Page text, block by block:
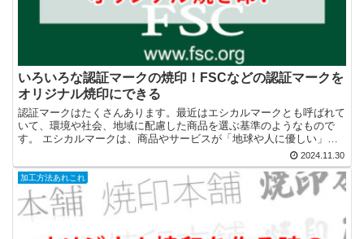
いろいろな認証マークの焼印！FSCなどの認証マークを
オリジナル焼印にできる
認証マークはたくさんあります。最近はエシカルマークとも呼ばれて
いて、環境や社会、地域に配慮した商品を選ぶ基準のようなもので
す。 エシカルマークは、商品やサービスが「地球や人に優しい」と
いうことを示すマークです。このマークがあるものを選ぶこと...2024.11.30
加工方法あれこれ